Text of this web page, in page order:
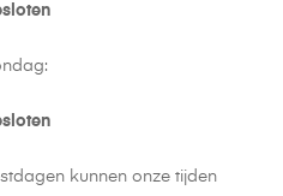
kunnen onze tijden